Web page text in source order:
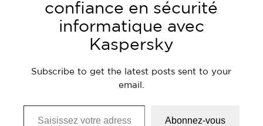
confiance en sécurité
informatique avec
Kaspersky
Subscribe to get the latest posts sent to your
email.
Saisissez votre adresse e-mail…
Abonnez-vous